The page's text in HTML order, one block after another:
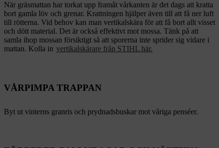
När gräsmattan har torkat upp framåt vårkanten är det dags att kratta
bort gamla löv och grenar. Krattningen hjälper även till att få ner luft
till rötterna. Vid behov kan man vertikalskära för att få bort allt visset
och dött material. Det är också effektivt mot mossa. Tänk på att
samla ihop mossan försiktigt så att sporerna inte sprider sig vidare i
mattan. Kolla in vertikalskärare från STIHL här.
VÅRPIMPA TRAPPAN
Byt ut vinterns granris och prydnadsbuskar mot våriga penséer.